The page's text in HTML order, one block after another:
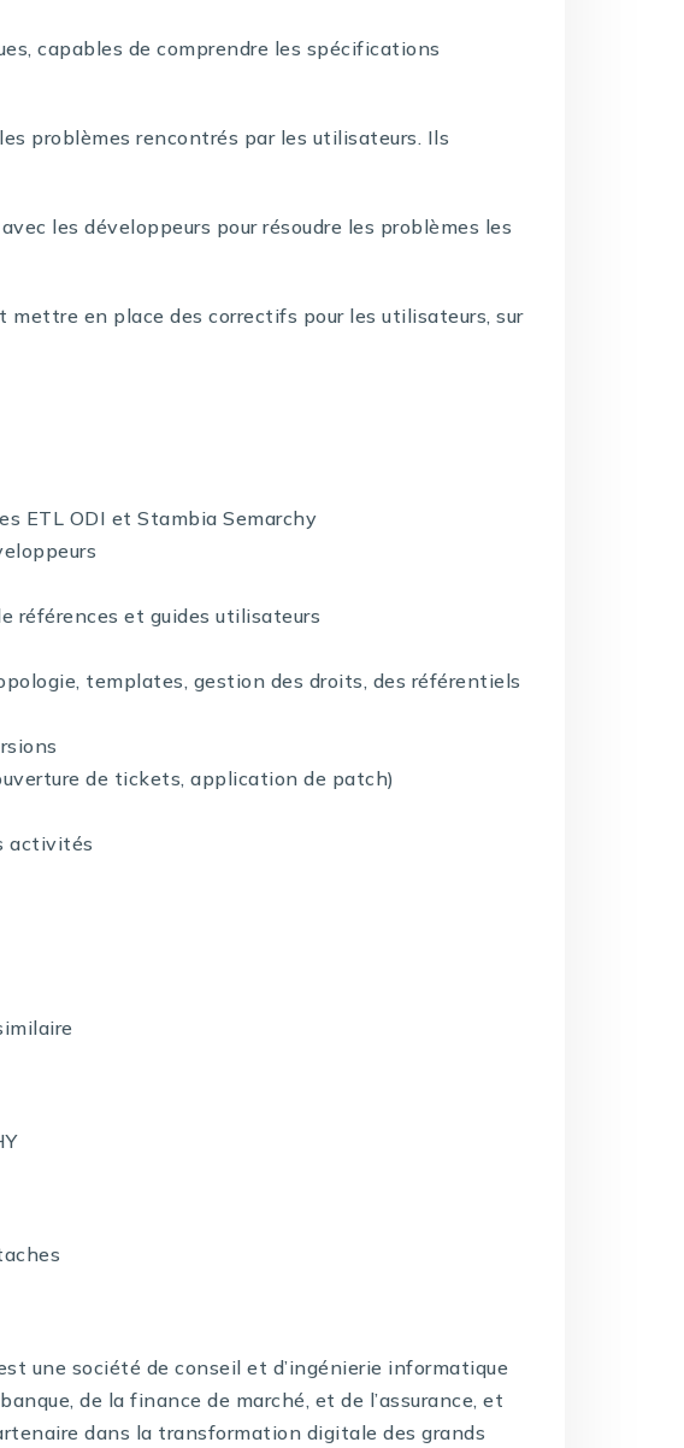
capables de comprendre les spécifications
problèmes rencontrés par les utilisateurs. Ils
les développeurs pour résoudre les problèmes les
mettre en place des correctifs pour les utilisateurs, sur
ETL ODI et Stambia Semarchy
références et guides utilisateurs
templates, gestion des droits, des référentiels
de tickets, application de patch)
activités
une société de conseil et d’ingénierie informatique
de la finance de marché, et de l’assurance, et
dans la transformation digitale des grands